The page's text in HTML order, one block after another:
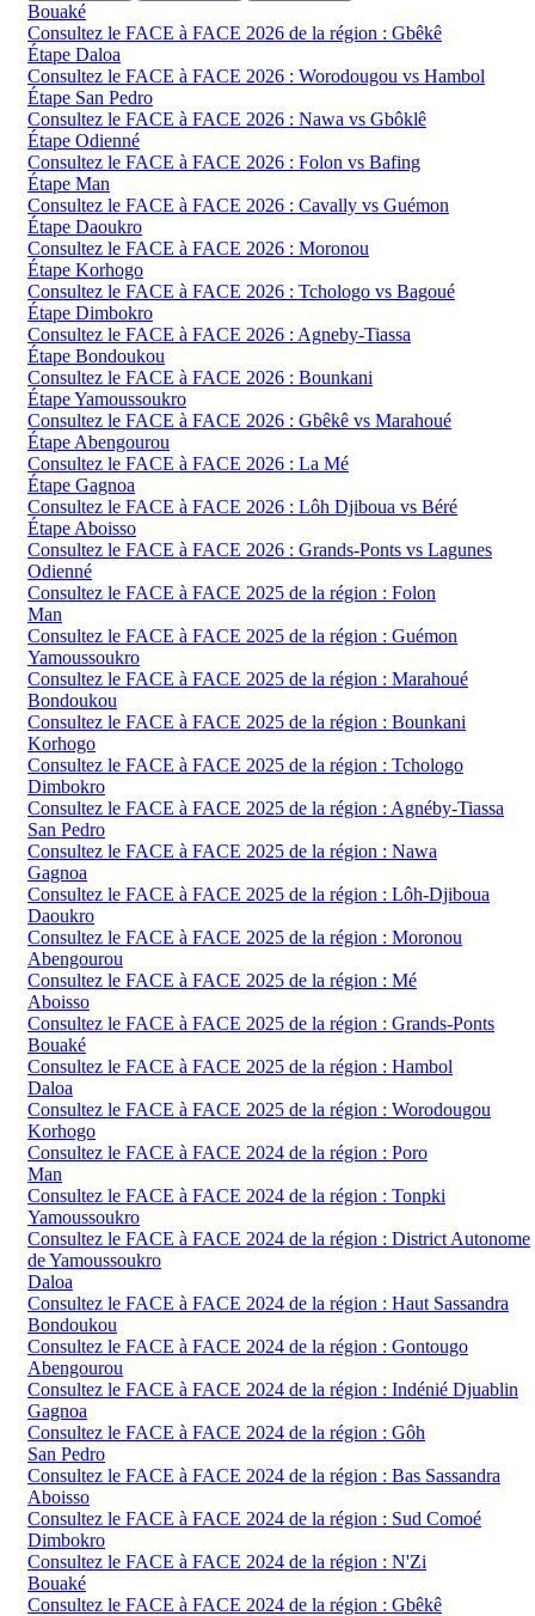
Bouaké
Consultez le FACE à FACE 2026 de la région : Gbêkê
Étape Daloa
Consultez le FACE à FACE 2026 : Worodougou vs Hambol
Étape San Pedro
Consultez le FACE à FACE 2026 : Nawa vs Gbôklê
Étape Odienné
Consultez le FACE à FACE 2026 : Folon vs Bafing
Étape Man
Consultez le FACE à FACE 2026 : Cavally vs Guémon
Étape Daoukro
Consultez le FACE à FACE 2026 : Moronou
Étape Korhogo
Consultez le FACE à FACE 2026 : Tchologo vs Bagoué
Étape Dimbokro
Consultez le FACE à FACE 2026 : Agneby-Tiassa
Étape Bondoukou
Consultez le FACE à FACE 2026 : Bounkani
Étape Yamoussoukro
Consultez le FACE à FACE 2026 : Gbêkê vs Marahoué
Étape Abengourou
Consultez le FACE à FACE 2026 : La Mé
Étape Gagnoa
Consultez le FACE à FACE 2026 : Lôh Djiboua vs Béré
Étape Aboisso
Consultez le FACE à FACE 2026 : Grands-Ponts vs Lagunes
Odienné
Consultez le FACE à FACE 2025 de la région : Folon
Man
Consultez le FACE à FACE 2025 de la région : Guémon
Yamoussoukro
Consultez le FACE à FACE 2025 de la région : Marahoué
Bondoukou
Consultez le FACE à FACE 2025 de la région : Bounkani
Korhogo
Consultez le FACE à FACE 2025 de la région : Tchologo
Dimbokro
Consultez le FACE à FACE 2025 de la région : Agnéby-Tiassa
San Pedro
Consultez le FACE à FACE 2025 de la région : Nawa
Gagnoa
Consultez le FACE à FACE 2025 de la région : Lôh-Djiboua
Daoukro
Consultez le FACE à FACE 2025 de la région : Moronou
Abengourou
Consultez le FACE à FACE 2025 de la région : Mé
Aboisso
Consultez le FACE à FACE 2025 de la région : Grands-Ponts
Bouaké
Consultez le FACE à FACE 2025 de la région : Hambol
Daloa
Consultez le FACE à FACE 2025 de la région : Worodougou
Korhogo
Consultez le FACE à FACE 2024 de la région : Poro
Man
Consultez le FACE à FACE 2024 de la région : Tonpki
Yamoussoukro
Consultez le FACE à FACE 2024 de la région : District Autonome
de Yamoussoukro
Daloa
Consultez le FACE à FACE 2024 de la région : Haut Sassandra
Bondoukou
Consultez le FACE à FACE 2024 de la région : Gontougo
Abengourou
Consultez le FACE à FACE 2024 de la région : Indénié Djuablin
Gagnoa
Consultez le FACE à FACE 2024 de la région : Gôh
San Pedro
Consultez le FACE à FACE 2024 de la région : Bas Sassandra
Aboisso
Consultez le FACE à FACE 2024 de la région : Sud Comoé
Dimbokro
Consultez le FACE à FACE 2024 de la région : N'Zi
Bouaké
Consultez le FACE à FACE 2024 de la région : Gbêkê